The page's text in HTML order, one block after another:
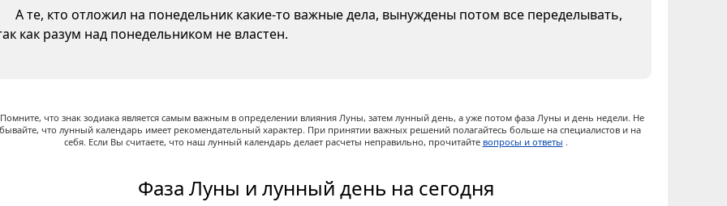
А те, кто отложил на понедельник какие-то важные дела, вынуждены потом все переделывать,
как разум над понедельником не властен.
Помните, что знак зодиака является самым важным в определении влияния Луны, затем лунный день, а уже потом фаза Луны и день недели. Не
что лунный календарь имеет рекомендательный характер. При принятии важных решений полагайтесь больше на специалистов и на
себя. Если Вы считаете, что наш лунный календарь делает расчеты неправильно, прочитайте вопросы и ответы .
Фаза Луны и лунный день на сегодня